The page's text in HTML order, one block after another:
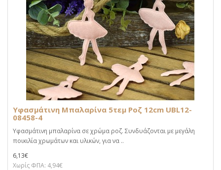
Υφασμάτινη Μπαλαρίνα 5τεμ Ροζ 12cm UBL12-
08458-4
Υφασμάτινη μπαλαρίνα σε χρώμα ροζ. Συνδυάζονται με μεγάλη
ποικιλία χρωμάτων και υλικών, για να ..
6,13€
Χωρίς ΦΠΑ: 4,94€